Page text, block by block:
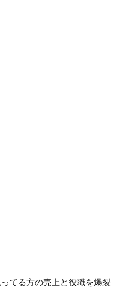
てる方の売上と役職を爆裂